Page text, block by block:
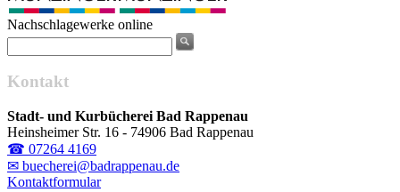
Nachschlagewerke online
Kontakt
Stadt- und Kurbücherei Bad Rappenau
Heinsheimer Str. 16 - 74906 Bad Rappenau
☎ 07264 4169
✉ buecherei@badrappenau.de
Kontaktformular